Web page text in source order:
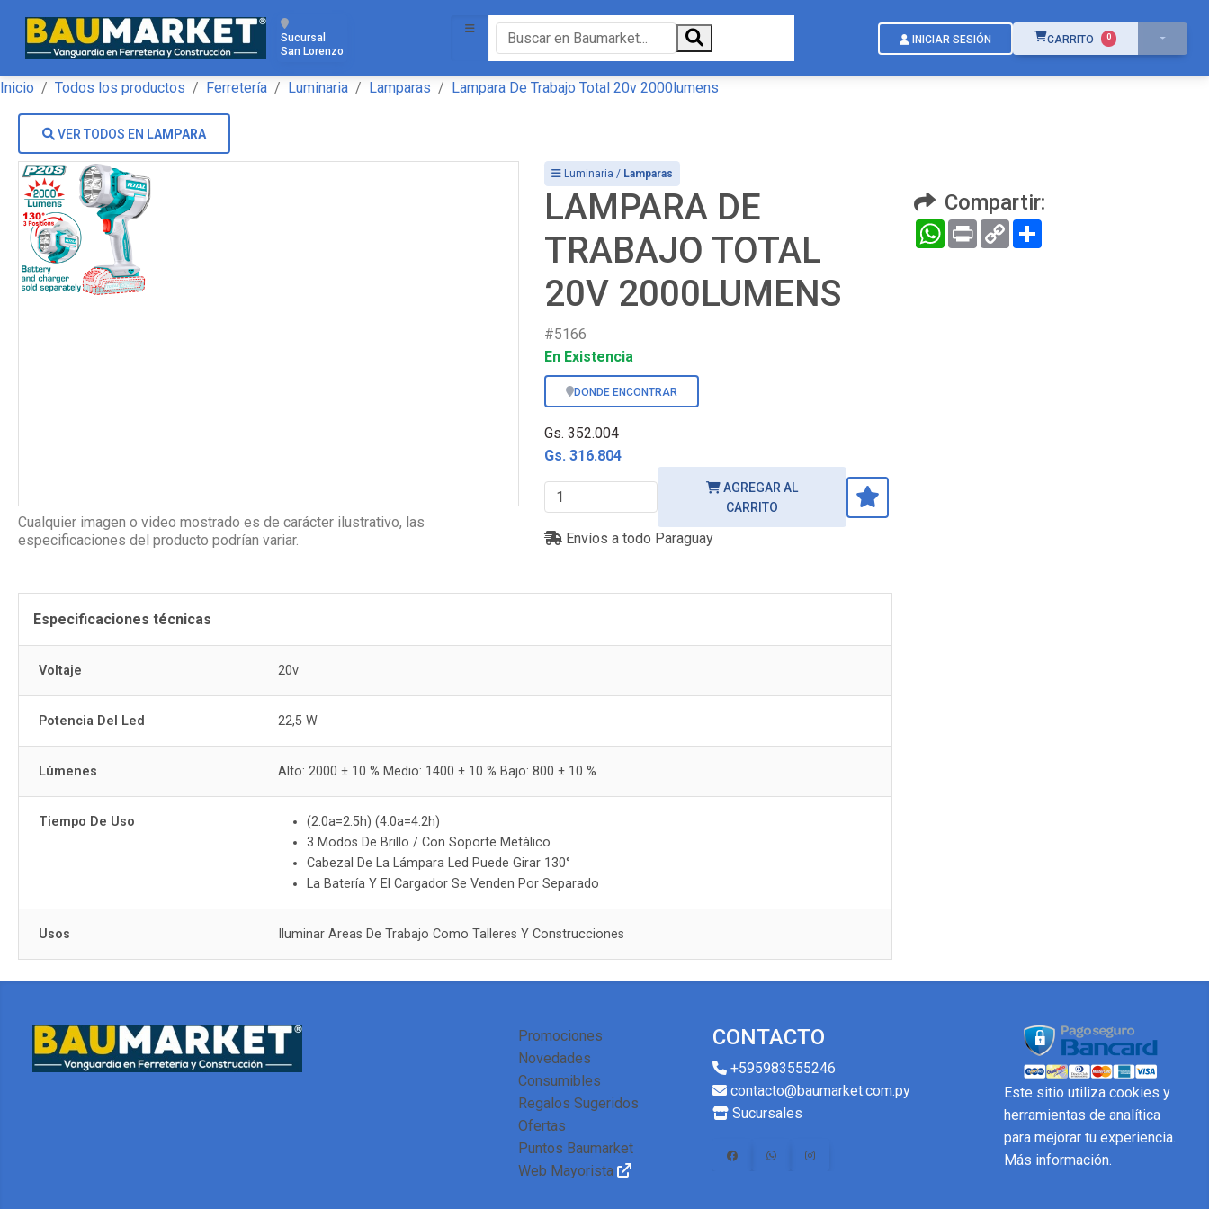
Sucursal
San Lorenzo
INICIAR SESIÓN CARRITO 0ÍTEMS EN EL CARRITO
Inicio Todos los productos Ferretería Luminaria Lamparas Lampara De Trabajo Total 20v 2000lumens
VER TODOS EN LAMPARA
Cualquier imagen o video mostrado es de carácter ilustrativo, las
especificaciones del producto podrían variar.
Luminaria / Lamparas
LAMPARA DE
TRABAJO TOTAL
20V 2000LUMENS
#5166
En Existencia
DONDE ENCONTRAR
Gs. 352.004
Gs. 316.804
AGREGAR AL
CARRITO
Envíos a todo Paraguay
Especificaciones técnicas
Voltaje 20v
Potencia Del Led 22,5 W
Lúmenes Alto: 2000 ± 10 % Medio: 1400 ± 10 % Bajo: 800 ± 10 %
Tiempo De Uso
(2.0a=2.5h) (4.0a=4.2h)
3 Modos De Brillo / Con Soporte Metàlico
Cabezal De La Lámpara Led Puede Girar 130°
La Batería Y El Cargador Se Venden Por Separado
Usos Iluminar Areas De Trabajo Como Talleres Y Construcciones
Compartir:
WhatsApp
Print Copy
Link
Promociones
Novedades
Consumibles
Regalos Sugeridos
Ofertas
Puntos Baumarket
Web Mayorista
CONTACTO
+595983555246
contacto@baumarket.com.py
Sucursales
Este sitio utiliza cookies y
herramientas de analítica
para mejorar tu experiencia.
Más información.